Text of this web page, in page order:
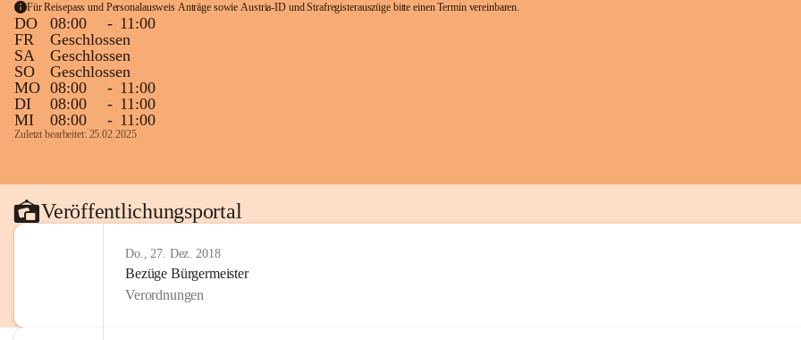
Für Reisepass und Personalausweis Anträge sowie Austria-ID und Strafregisterauszüge bitte einen Termin vereinbaren.
DO 08:00 - 11:00
FR
Geschlossen
SA
Geschlossen
SO
Geschlossen
MO 08:00 - 11:00
DI
08:00 - 11:00
MI
08:00 - 11:00
Zuletzt bearbeitet: 25.02.2025
Veröffentlichungsportal
Do., 27. Dez. 2018
Bezüge Bürgermeister
Verordnungen